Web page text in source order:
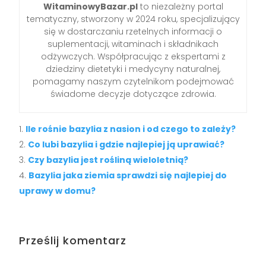
WitaminowyBazar.plto niezależny portal
tematyczny, stworzony w 2024 roku, specjalizujący
się w dostarczaniu rzetelnych informacji o
suplementacji, witaminach i składnikach
odżywczych. Współpracując z ekspertami z
dziedziny dietetyki i medycyny naturalnej,
pomagamy naszym czytelnikom podejmować
świadome decyzje dotyczące zdrowia.
Ile rośnie bazylia z nasion i od czego to zależy?
Co lubi bazylia i gdzie najlepiej ją uprawiać?
Czy bazylia jest rośliną wieloletnią?
Bazylia jaka ziemia sprawdzi się najlepiej do
uprawy w domu?
Prześlij komentarz